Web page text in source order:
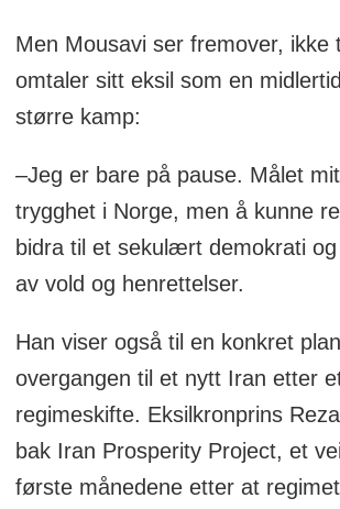
Men Mousavi ser fremover, ikke
omtaler sitt eksil som en
større kamp:
–Jeg er bare på pause. Målet
trygghet i Norge, men å kunne
bidra til et sekulært demokrati
av vold og henrettelser.
Han viser også til en konkret
overgangen til et nytt Iran etter
regimeskifte. Eksilkronprins
bak Iran Prosperity Project, et
første månedene etter at